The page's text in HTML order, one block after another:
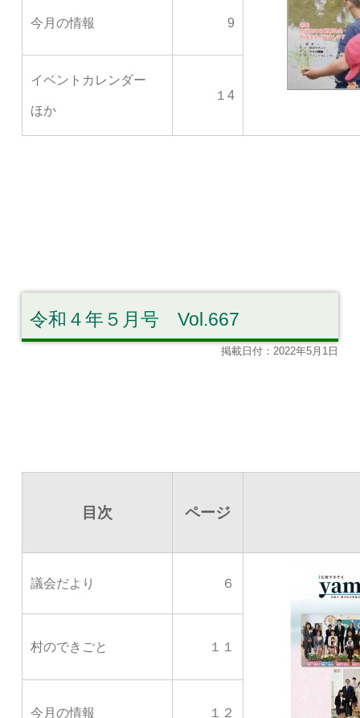
今月の情報 9
イベントカレンダー
ほか
１4
令和４年５月号 Vol.667
掲載日付：2022年5月1日
目次 ページ
議会だより ６
村のできごと １１
今月の情報 １２